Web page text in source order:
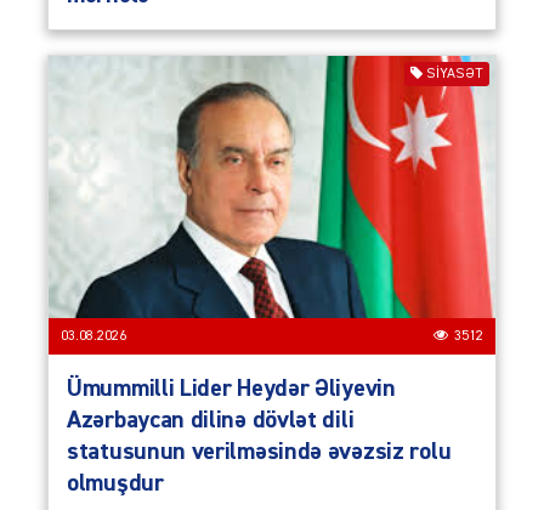
SIYASƏT
03.08.2026 3512
Ümummilli Lider Heydər Əliyevin
Azərbaycan dilinə dövlət dili
statusunun verilməsində əvəzsiz rolu
olmuşdur